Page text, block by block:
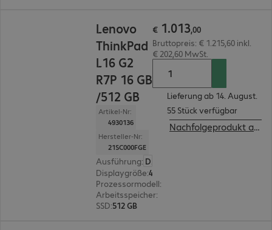
Lenovo
ThinkPad
L16 G2
R7P 16 GB
/512 GB
Artikel-Nr:
4930136
Hersteller-Nr:
21SC000FGE
Ausführung:
Displaygröße:
Prozessormodell:
Arbeitsspeicher:
SSD:512 GB
€ 1.013,00
Bruttopreis: € 1.215,60 inkl.
€ 202,60 MwSt.
Lieferung ab 14. August.
55 Stück verfügbar
Nachfolgeprodukt ansehen